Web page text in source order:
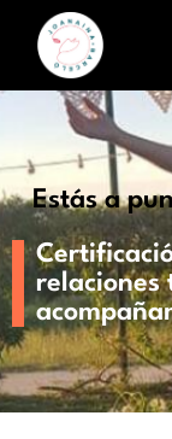
Estás a
relaciones